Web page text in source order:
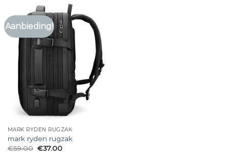
Aanbieding!
MARK RYDEN RUGZAK
mark ryden rugzak
€59.00 €37.00